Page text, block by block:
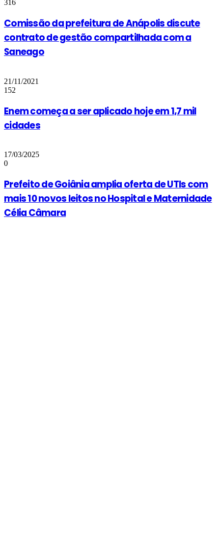
316
Comissão da prefeitura de Anápolis discute
contrato de gestão compartilhada com a
Saneago
21/11/2021
152
Enem começa a ser aplicado hoje em 1,7 mil
cidades
17/03/2025
0
Prefeito de Goiânia amplia oferta de UTIs com
mais 10 novos leitos no Hospital e Maternidade
Célia Câmara